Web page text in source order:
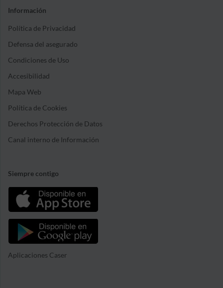
Información
Política de Privacidad
Defensa del asegurado
Condiciones de Uso
Accesibilidad
Mapa Web
Política de Cookies
Derechos Protección de Datos
Canal interno de Información
Siempre contigo
Aplicaciones Caser